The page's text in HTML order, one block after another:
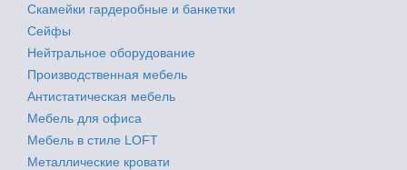
Скамейки гардеробные и банкетки
Сейфы
Нейтральное оборудование
Производственная мебель
Антистатическая мебель
Мебель для офиса
Мебель в стиле LOFT
Металлические кровати